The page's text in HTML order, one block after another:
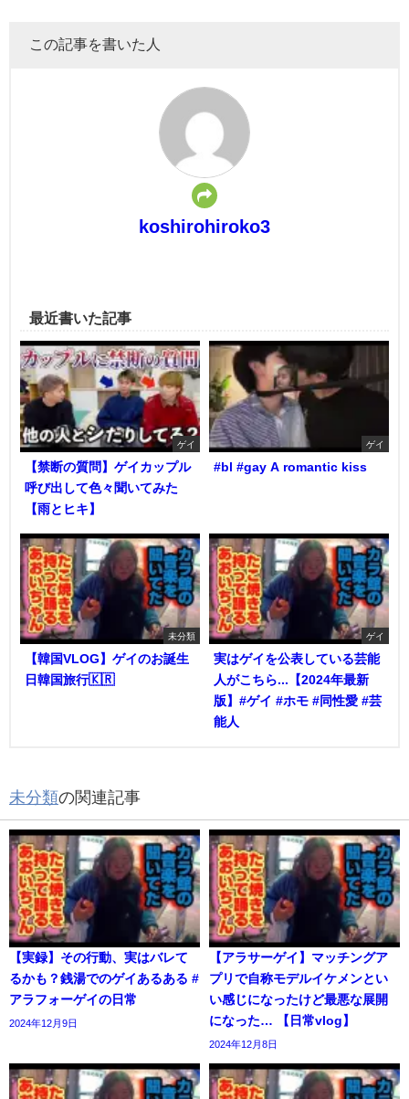
この記事を書いた人
koshirohiroko3
最近書いた記事
ゲイ
【禁断の質問】ゲイカップル
呼び出して色々聞いてみた
【雨とヒキ】
ゲイ
#bl #gay A romantic kiss
未分類
【韓国VLOG】ゲイのお誕生
日韓国旅行🇰🇷
ゲイ
実はゲイを公表している芸能
人がこちら...【2024年最新
版】#ゲイ #ホモ #同性愛 #芸
能人
未分類の関連記事
【実録】その行動、実はバレて
るかも？銭湯でのゲイあるある #
アラフォーゲイの日常
2024年12月9日
【アラサーゲイ】マッチングア
プリで自称モデルイケメンとい
い感じになったけど最悪な展開
になった… 【日常vlog】
2024年12月8日